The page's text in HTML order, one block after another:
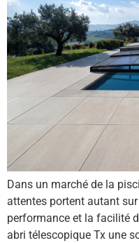
Dans un marché de la
attentes portent autant
performance et la facilité
abri télescopique Tx une